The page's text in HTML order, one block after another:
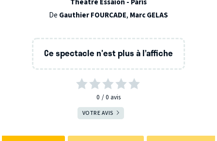
Théâtre Essaïon - Paris
De Gauthier FOURCADE, Marc GELAS
Ce spectacle n'est plus à l’affiche
0 0 avis
VOTRE AVIS